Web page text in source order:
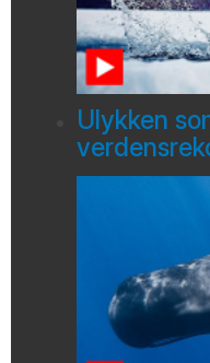
Ulykken